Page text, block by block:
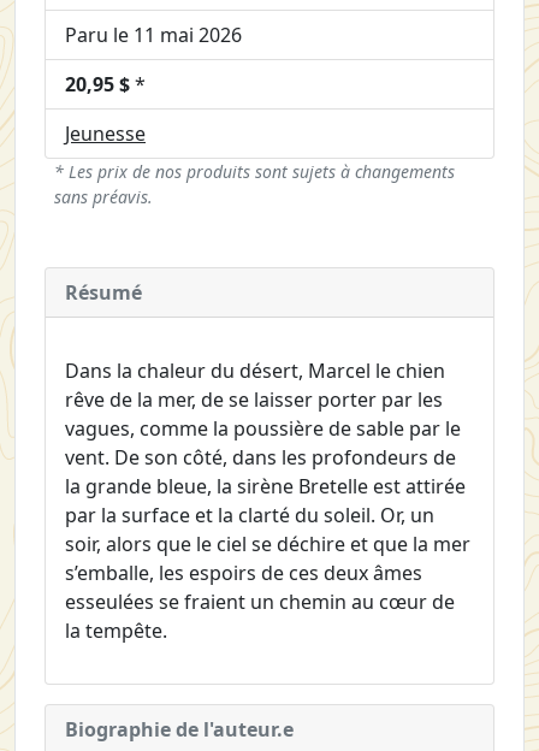
Paru le 11 mai 2026
20,95 $*
Jeunesse
* Les prix de nos produits sont sujets à changements
sans préavis.
Résumé
Dans la chaleur du désert, Marcel le chien
rêve de la mer, de se laisser porter par les
vagues, comme la poussière de sable par le
vent. De son côté, dans les profondeurs de
la grande bleue, la sirène Bretelle est attirée
par la surface et la clarté du soleil. Or, un
soir, alors que le ciel se déchire et que la mer
s’emballe, les espoirs de ces deux âmes
esseulées se fraient un chemin au cœur de
la tempête.
Biographie de l'auteur.e